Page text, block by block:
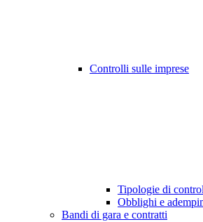
Controlli sulle imprese
Tipologie di
Obblighi e
Bandi di gara e contratti